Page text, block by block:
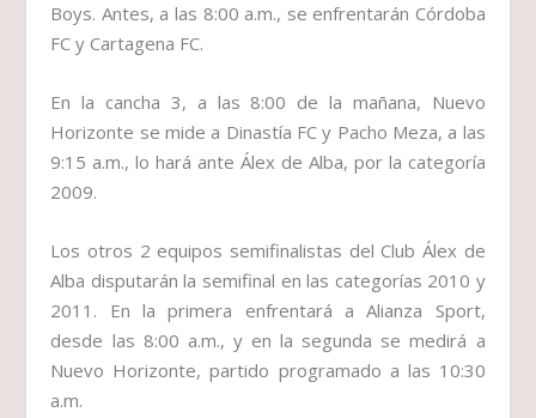
Boys. Antes, a las 8:00 a.m., se enfrentarán Córdoba
FC y Cartagena FC.
En la cancha 3, a las 8:00 de la mañana, Nuevo
Horizonte se mide a Dinastía FC y Pacho Meza, a las
9:15 a.m., lo hará ante Álex de Alba, por la categoría
2009.
Los otros 2 equipos semifinalistas del Club Álex de
Alba disputarán la semifinal en las categorías 2010 y
2011. En la primera enfrentará a Alianza Sport,
desde las 8:00 a.m., y en la segunda se medirá a
Nuevo Horizonte, partido programado a las 10:30
a.m.